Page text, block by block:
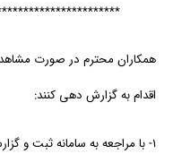
همکاران محترم در صورت
اقدام به گزارش دهی کنند:
1- با مراجعه به سامانه ثبت و